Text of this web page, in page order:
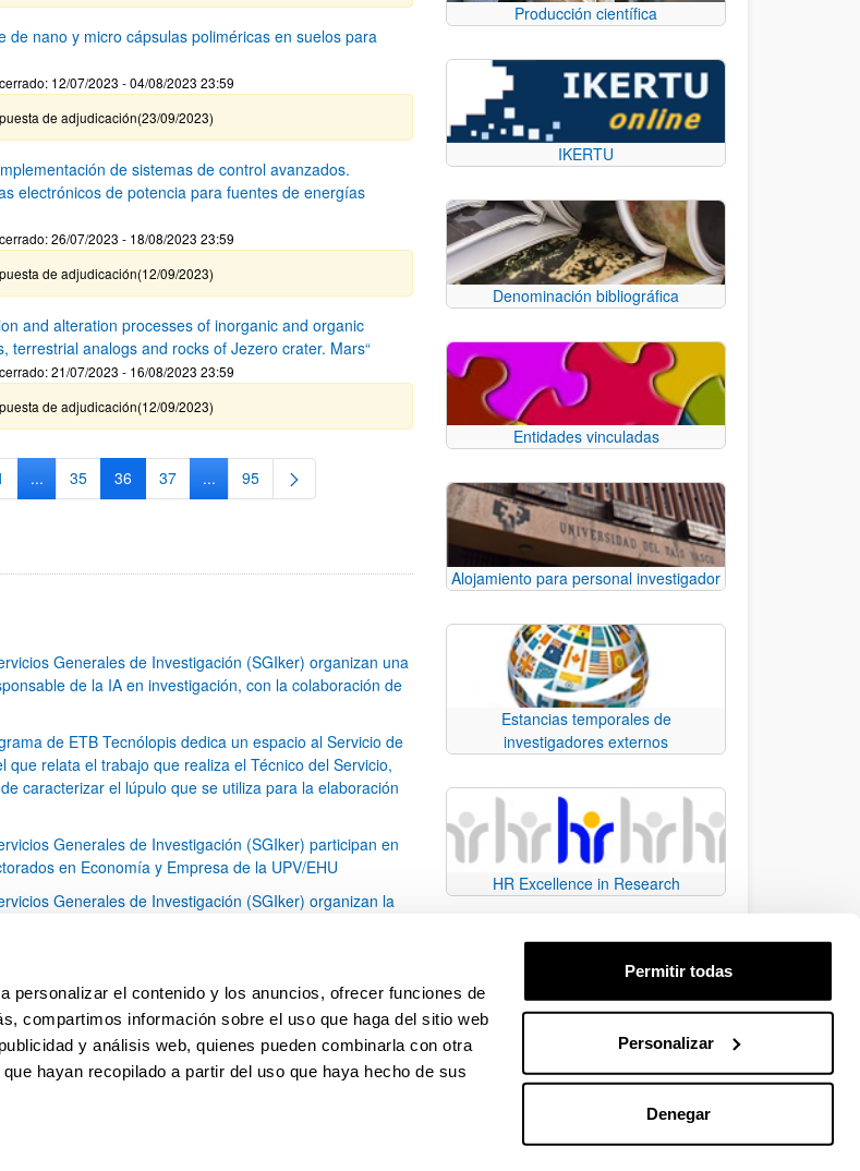
personalizar el contenido y los anuncios, ofrecer funciones de
compartimos información sobre el uso que haga del sitio web
y análisis web, quienes pueden combinarla con otra
hayan recopilado a partir del uso que haya hecho de sus
Permitir todas
Personalizar
Denegar
de nano y micro cápsulas poliméricas en suelos para
12/07/2023 - 04/08/2023 23:59
de adjudicación(23/09/2023)
de sistemas de control avanzados.
electrónicos de potencia para fuentes de energías
26/07/2023 - 18/08/2023 23:59
de adjudicación(12/09/2023)
and alteration processes of inorganic and organic
terrestrial analogs and rocks of Jezero crater. Mars“
21/07/2023 - 16/08/2023 23:59
de adjudicación(12/09/2023)
Página
...Páginas intermedias Use TAB para desplazarse.
Página
35 Página
36 Página
37 ...Páginas intermedias Use TAB para desplazarse.
Página
95
Generales de Investigación (SGIker) organizan una
de la IA en investigación, con la colaboración de
de ETB Tecnólopis dedica un espacio al Servicio de
que relata el trabajo que realiza el Técnico del Servicio,
caracterizar el lúpulo que se utiliza para la elaboración
Generales de Investigación (SGIker) participan en
en Economía y Empresa de la UPV/EHU
Generales de Investigación (SGIker) organizan la
de dos variedades de lúpulo silvestre
Página
1 Página
2 Página
3 ...
Páginas intermedias Use TAB para desplazarse.
Página
79
Producción científica
IKERTU
Denominación bibliográfica
Entidades vinculadas
Alojamiento para personal investigador
Estancias temporales de
investigadores externos
HR Excellence in Research